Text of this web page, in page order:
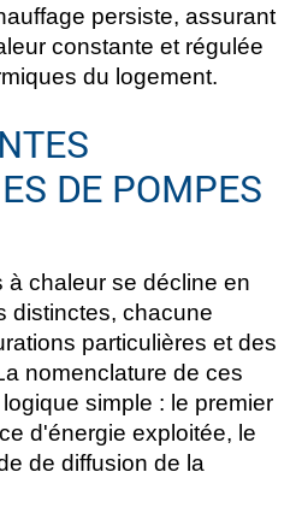
persiste, assurant
constante et régulée
du logement.
DE POMPES
chaleur se décline en
distinctes, chacune
particulières et des
nomenclature de ces
simple : le premier
d'énergie exploitée, le
de diffusion de la